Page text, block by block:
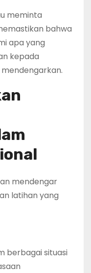
meminta
bahwa
apa yang
kepada
mendengar
latihan yang
berbagai situasi